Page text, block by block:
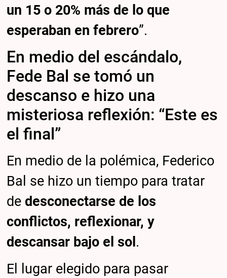
un 15 o 20% más de lo que
esperaban en febrero”.
En medio del escándalo,
Fede Bal se tomó un
descanso e hizo una
misteriosa reflexión: “Este es
el final”
En medio de la polémica, Federico
Bal se hizo un tiempo para tratar
dedesconectarse de los
conflictos, reflexionar, y
descansar bajo el sol .
El lugar elegido para pasar